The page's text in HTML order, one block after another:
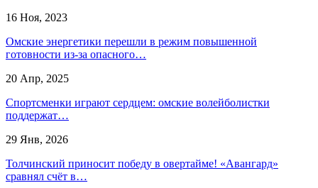
16 Ноя, 2023
Омские энергетики перешли в режим повышенной
готовности из-за опасного…
20 Апр, 2025
Спортсменки играют сердцем: омские волейболистки
поддержат…
29 Янв, 2026
Толчинский приносит победу в овертайме! «Авангард»
сравнял счёт в…